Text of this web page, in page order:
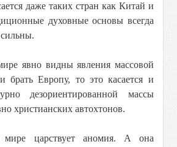
даже таких стран как Китай и
духовные основы всегда
явно видны явления массовой
брать Европу, то это касается и
дезориентированной массы
христианских автохтонов.
мире царствует аномия. А она